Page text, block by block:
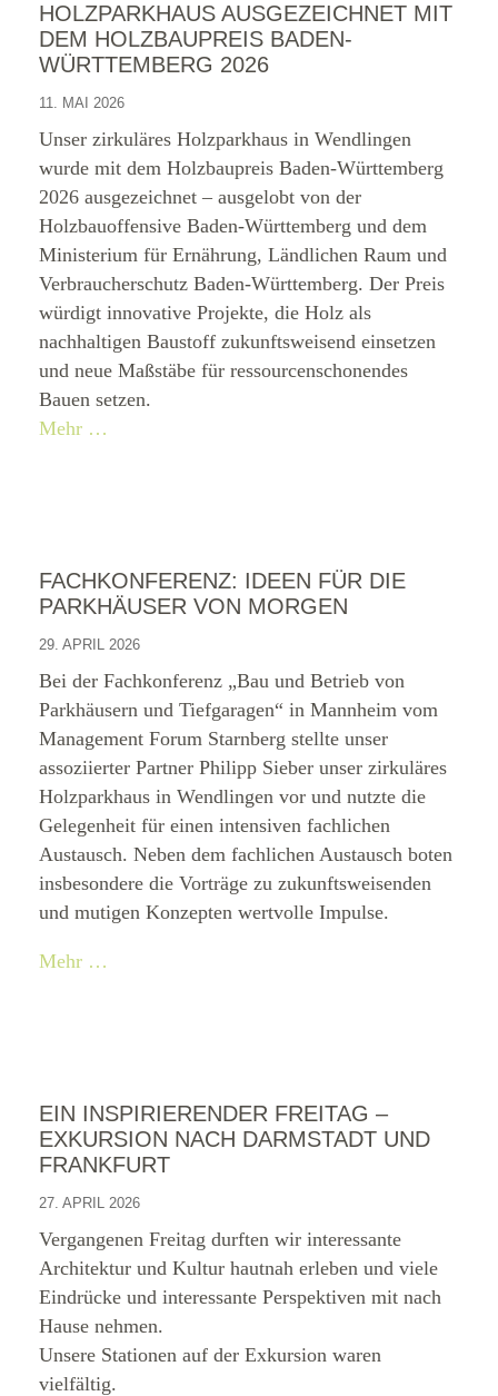
HOLZPARKHAUS AUSGEZEICHNET MIT
DEM HOLZBAUPREIS BADEN-
WÜRTTEMBERG 2026
11. MAI 2026
Unser zirkuläres Holzparkhaus in Wendlingen
wurde mit dem Holzbaupreis Baden-Württemberg
2026 ausgezeichnet – ausgelobt von der
Holzbauoffensive Baden-Württemberg und dem
Ministerium für Ernährung, Ländlichen Raum und
Verbraucherschutz Baden-Württemberg. Der Preis
würdigt innovative Projekte, die Holz als
nachhaltigen Baustoff zukunftsweisend einsetzen
und neue Maßstäbe für ressourcenschonendes
Bauen setzen.
Mehr …
FACHKONFERENZ: IDEEN FÜR DIE
PARKHÄUSER VON MORGEN
29. APRIL 2026
Bei der Fachkonferenz „Bau und Betrieb von
Parkhäusern und Tiefgaragen“ in Mannheim vom
Management Forum Starnberg stellte unser
assoziierter Partner Philipp Sieber unser zirkuläres
Holzparkhaus in Wendlingen vor und nutzte die
Gelegenheit für einen intensiven fachlichen
Austausch. Neben dem fachlichen Austausch boten
insbesondere die Vorträge zu zukunftsweisenden
und mutigen Konzepten wertvolle Impulse.
Mehr …
EIN INSPIRIERENDER FREITAG –
EXKURSION NACH DARMSTADT UND
FRANKFURT
27. APRIL 2026
Vergangenen Freitag durften wir interessante
Architektur und Kultur hautnah erleben und viele
Eindrücke und interessante Perspektiven mit nach
Hause nehmen.
Unsere Stationen auf der Exkursion waren
vielfältig.